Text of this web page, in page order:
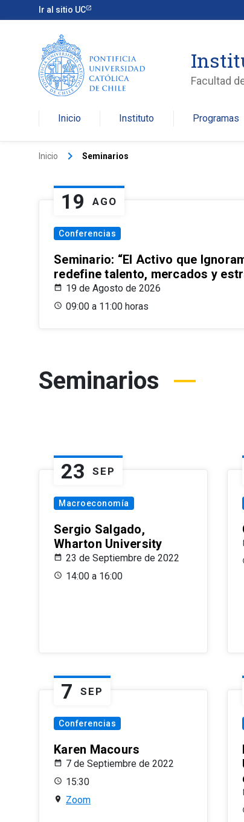
Ir al sitio UC
Facultad
Inicio Instituto Programas
Inicio keyboard_arrow_right Seminarios
19 AGO
Conferencias
Seminario: “El Activo que
redefine talento, mercados y
19 de Agosto de 2026
09:00 a 11:00 horas
Seminarios
23 SEP
Macroeconomía
Sergio Salgado,
Wharton University
23 de Septiembre de 2022
14:00 a 16:00
7 SEP
Conferencias
Karen Macours
7 de Septiembre de 2022
15:30
Zoom